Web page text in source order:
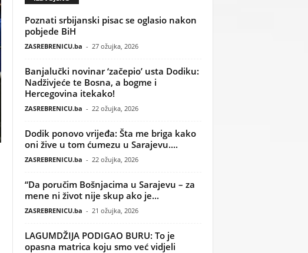
Poznati srbijanski pisac se oglasio nakon
pobjede BiH
ZASREBRENICU.ba - 27 ožujka, 2026
Banjalučki novinar ‘začepio’ usta Dodiku:
Nadživjeće te Bosna, a bogme i
Hercegovina itekako!
ZASREBRENICU.ba - 22 ožujka, 2026
Dodik ponovo vrijeđa: Šta me briga kako
oni žive u tom ćumezu u Sarajevu....
ZASREBRENICU.ba - 22 ožujka, 2026
“Da poručim Bošnjacima u Sarajevu – za
mene ni život nije skup ako je...
ZASREBRENICU.ba - 21 ožujka, 2026
LAGUMDŽIJA PODIGAO BURU: To je
opasna matrica koju smo već vidjeli